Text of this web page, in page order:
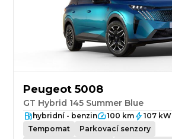
Peugeot 5008
GT Hybrid 145 Summer Blue
hybridní - benzin 100 km 107 kW
Tempomat
Parkovací senzory